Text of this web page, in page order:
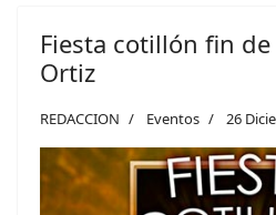
Fiesta cotillón fin de
Ortiz
REDACCION Eventos 26